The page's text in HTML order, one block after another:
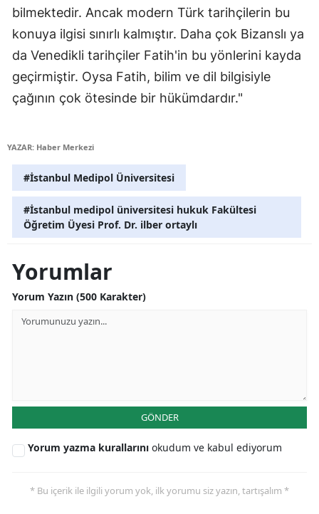
Trabzon
Tunceli
Şanlıurfa
Uşak
Aksaray
Bayburt
Iğdır
bilmektedir. Ancak modern Türk tarihçilerin bu
konuya ilgisi sınırlı kalmıştır. Daha çok Bizanslı ya
da Venedikli tarihçiler Fatih'in bu yönlerini kayda
geçirmiştir. Oysa Fatih, bilim ve dil bilgisiyle
çağının çok ötesinde bir hükümdardır."
YAZAR: Haber Merkezi
#İstanbul Medipol Üniversitesi
#İstanbul medipol üniversitesi hukuk Fakültesi
Öğretim Üyesi Prof. Dr. ilber ortaylı
Yorumlar
Yorum Yazın (500 Karakter)
GÖNDER
Yorum yazma kurallarını okudum ve kabul ediyorum
* Bu içerik ile ilgili yorum yok, ilk yorumu siz yazın, tartışalım *